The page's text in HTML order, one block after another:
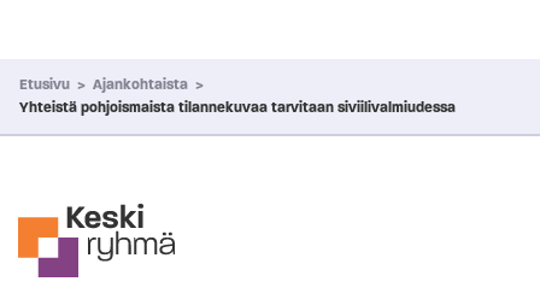
Etusivu > Ajankohtaista >
Yhteistä pohjoismaista tilannekuvaa tarvitaan siviilivalmiudessa